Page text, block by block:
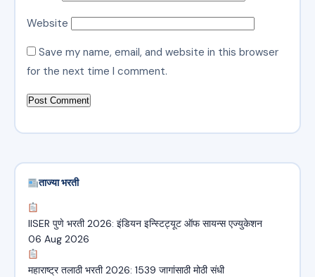
Website
Save my name, email, and website in this browser
for the next time I comment.
ताज्या भरती
IISER पुणे भरती 2026: इंडियन इन्स्टिट्यूट ऑफ सायन्स एज्युकेशन
06 Aug 2026
महाराष्ट्र तलाठी भरती 2026: 1539 जागांसाठी मोठी संधी